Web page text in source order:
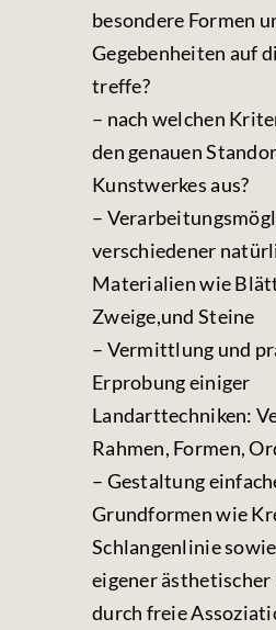
besondere Formen
Gegebenheiten auf
treffe?
– nach welchen
den genauen
Kunstwerkes aus?
–
verschiedener
Materialien wie
Zweige,und Steine
– Vermittlung und
Erprobung einiger
Landarttechniken:
Rahmen, Formen,
– Gestaltung
Grundformen wie
Schlangenlinie
eigener ästhetischer
durch freie